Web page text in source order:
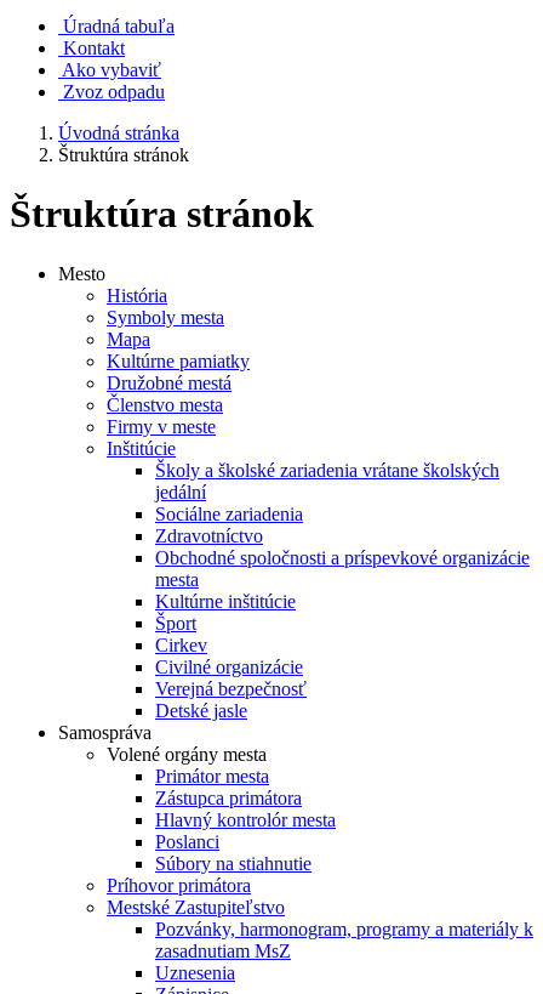
Úradná tabuľa
Kontakt
Ako vybaviť
Zvoz odpadu
Úvodná stránka
Štruktúra stránok
Štruktúra stránok
Mesto
História
Symboly mesta
Mapa
Kultúrne pamiatky
Družobné mestá
Členstvo mesta
Firmy v meste
Inštitúcie
Školy a školské zariadenia vrátane školských
jedální
Sociálne zariadenia
Zdravotníctvo
Obchodné spoločnosti a príspevkové organizácie
mesta
Kultúrne inštitúcie
Šport
Cirkev
Civilné organizácie
Verejná bezpečnosť
Detské jasle
Samospráva
Volené orgány mesta
Primátor mesta
Zástupca primátora
Hlavný kontrolór mesta
Poslanci
Súbory na stiahnutie
Príhovor primátora
Mestské Zastupiteľstvo
Pozvánky, harmonogram, programy a materiály k
zasadnutiam MsZ
Uznesenia